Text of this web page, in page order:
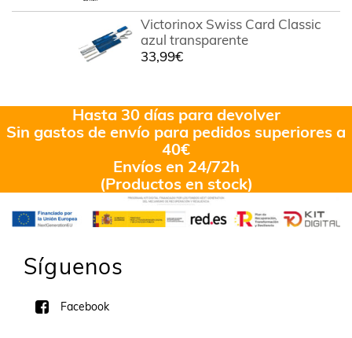
Victorinox Swiss Card Classic
azul transparente
33,99€
Hasta 30 días para devolver
Sin gastos de envío para pedidos superiores a
40€
Envíos en 24/72h
(Productos en stock)
Síguenos
Facebook